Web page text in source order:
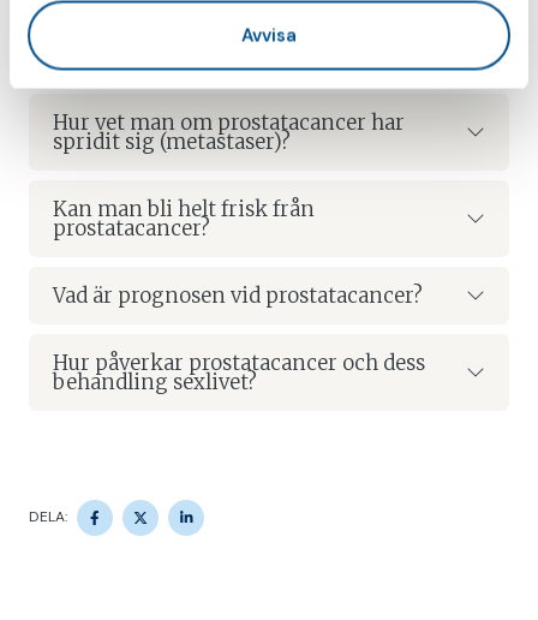
Avvisa
Vad innebär aktiv monitorering vid
Hur vet man om prostatacancer har
spridit sig (metastaser)?
Kan man bli helt frisk från
prostatacancer?
Vad är prognosen vid prostatacancer?
Hur påverkar prostatacancer och dess
behandling sexlivet?
DELA: DELA PÅ FACEBOOK
DELA PÅ TWITTER
DELA PÅ LINKEDIN